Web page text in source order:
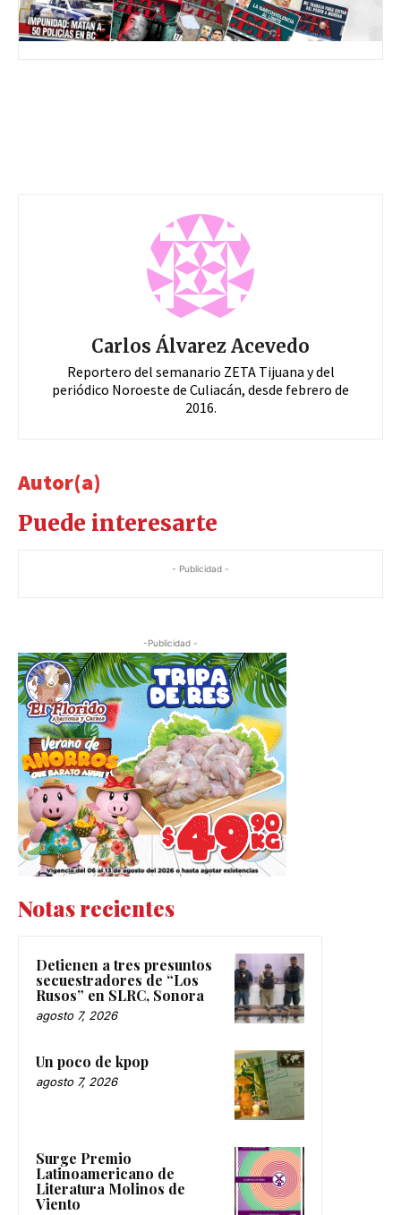
Carlos Álvarez Acevedo
Reportero del semanario ZETA Tijuana y del
periódico Noroeste de Culiacán, desde febrero de
2016.
Autor(a)
Puede interesarte
- Publicidad -
-Publicidad -
Notas recientes
Detienen a tres presuntos
secuestradores de “Los
Rusos” en SLRC, Sonora
agosto 7, 2026
Un poco de kpop
agosto 7, 2026
Surge Premio
Latinoamericano de
Literatura Molinos de
Viento